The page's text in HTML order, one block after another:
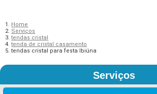
Home
Serviços
tendas cristal
tenda de cristal casamento
tendas cristal para festa Ibiúna
Serviços